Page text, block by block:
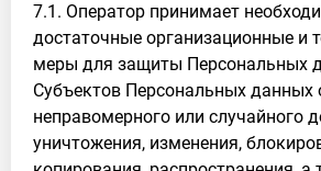
7.1. Оператор принимает
достаточные организационные и
меры для защиты Персональных
Субъектов Персональных данных
неправомерного или случайного
уничтожения, изменения,